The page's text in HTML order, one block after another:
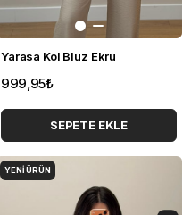
Yarasa Kol Bluz Ekru
999,95₺
SEPETE EKLE
YENI ÜRÜN